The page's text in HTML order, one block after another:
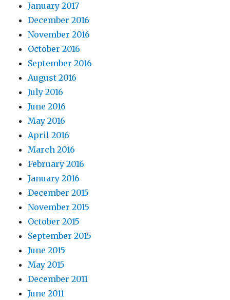
January 2017
December 2016
November 2016
October 2016
September 2016
August 2016
July 2016
June 2016
May 2016
April 2016
March 2016
February 2016
January 2016
December 2015
November 2015
October 2015
September 2015
June 2015
May 2015
December 2011
June 2011